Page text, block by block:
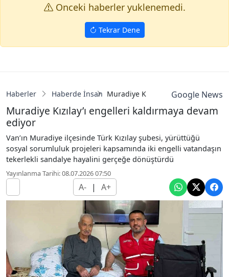
Onceki haberler yuklenemedi.
Tekrar Dene
Haberler Haberde İnsan Muradiye Kızılay’ı engelleri
Google News
Muradiye Kızılay’ı engelleri kaldırmaya devam
ediyor
Van’ın Muradiye ilçesinde Türk Kızılay şubesi, yürüttüğü
sosyal sorumluluk projeleri kapsamında iki engelli vatandaşın
tekerlekli sandalye hayalini gerçeğe dönüştürdü
Yayınlanma Tarihi: 08.07.2026 07:50
A- | A+